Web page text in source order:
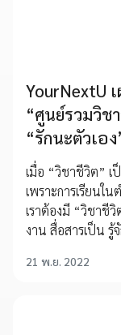
YourNextU
“ศูนย์รวมวิช
“รักนะตัวเอง
เมื่อ “วิชาชีวิต” เ
เพราะการเรียนใน
เราต้องมี “วิชาชีวิ
งาน สื่อสารเป็น
21 พ.ย. 2022